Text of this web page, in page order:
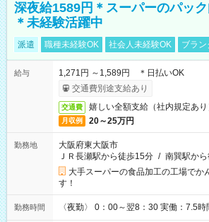
深夜給1589円＊スーパーのパッ
＊未経験活躍中
派遣 職種未経験OK 社会人未経験OK ブラン
給与
1,271円 ～1,589円 ＊日払いOK
交通費別途支給あり
交通費 嬉しい全額支給（社内規定あり
月収例 20～25万円
勤務地
大阪府東大阪市
ＪＲ長瀬駅から徒歩15分 / 南巽駅か
大手スーパーの食品加工の工場でか
す！
勤務時間 〈夜勤〉 0：00～翌8：30 実働：7.5